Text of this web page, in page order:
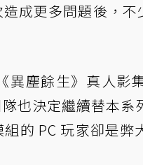
成更多問題後，
異塵餘生》真人影
也決定繼續替本
的 PC 玩家卻是